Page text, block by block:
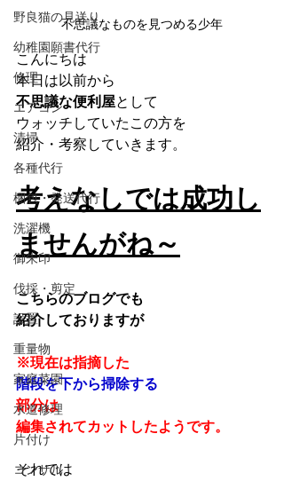
野良猫の見送り
幼稚園願書代行
修理
エアコン
清掃
各種代行
梱包・発送代行
洗濯機
御朱印
伐採・剪定
設置
重量物
家庭菜園
水道修理
片付け
コンサル
不思議なものを見つめる少年
こんにちは
本日は以前から
不思議な便利屋として
ウォッチしていたこの方を
紹介・考察していきます。
考えなしでは成功し
ませんがね～
こちらのブログでも
紹介しておりますが
※現在は指摘した
階段を下から掃除する
部分は
編集されてカットしたようです。
それでは